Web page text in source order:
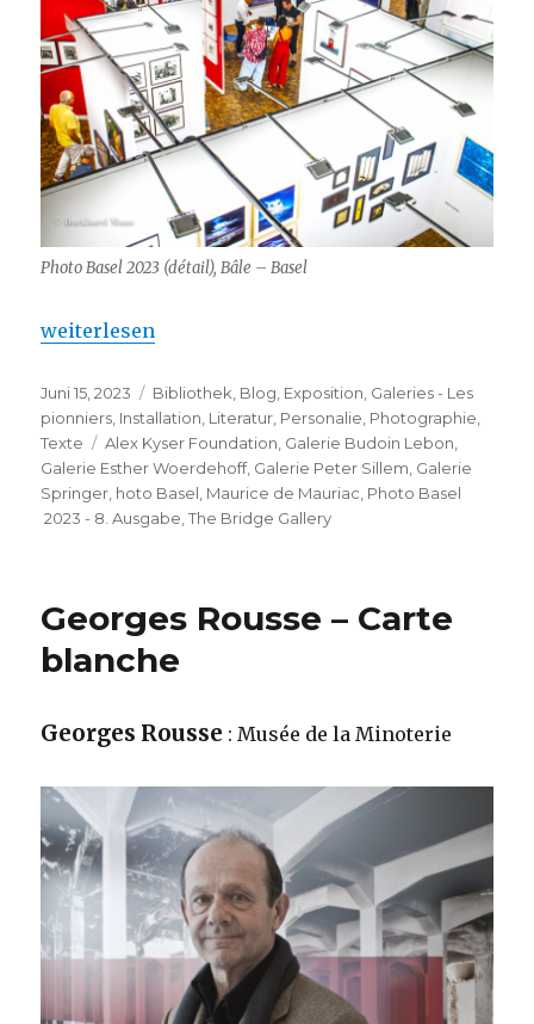
Photo Basel 2023 (détail), Bâle – Basel
„Photo Basel 2023 – 8. Ausgabe“
weiterlesen
Veröffentlicht
am
Juni 15, 2023 Kategorien
Bibliothek, Blog, Exposition, Galeries - Les
pionniers, Installation, Literatur, Personalie, Photographie,
Texte
Schlagwörter
Alex Kyser Foundation, Galerie Budoin Lebon,
Galerie Esther Woerdehoff, Galerie Peter Sillem, Galerie
Springer, hoto Basel, Maurice de Mauriac, Photo Basel
2023 - 8. Ausgabe,The Bridge Gallery
Georges Rousse – Carte
blanche
Georges Rousse : Musée de la Minoterie